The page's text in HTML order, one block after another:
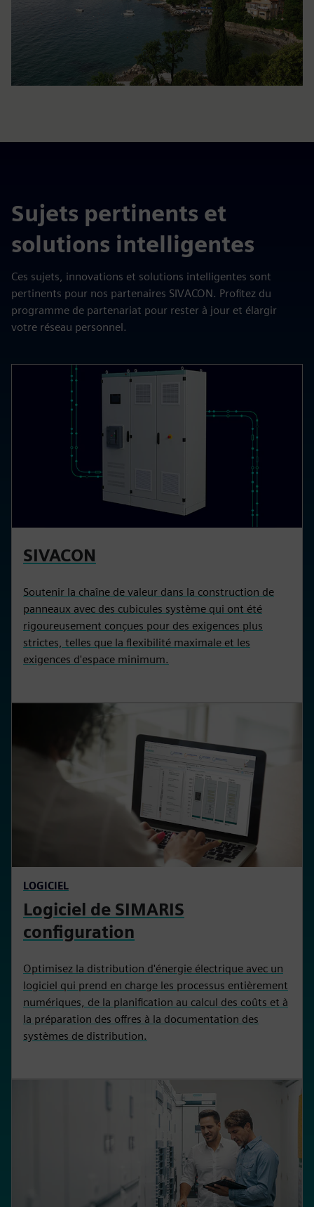
Sujets pertinents et
solutions intelligentes
Ces sujets, innovations et solutions intelligentes sont
pertinents pour nos partenaires SIVACON. Profitez du
programme de partenariat pour rester à jour et élargir
votre réseau personnel.
SIVACON
Soutenir la chaîne de valeur dans la construction de
panneaux avec des cubicules système qui ont été
rigoureusement conçues pour des exigences plus
strictes, telles que la flexibilité maximale et les
exigences d'espace minimum.
LOGICIEL
Logiciel de SIMARIS
configuration
Optimisez la distribution d'énergie électrique avec un
logiciel qui prend en charge les processus entièrement
numériques, de la planification au calcul des coûts et à
la préparation des offres à la documentation des
systèmes de distribution.